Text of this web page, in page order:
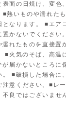
面の日焼け、変色
■熱いものや濡れた
となります。 ■エア
かないでください
れたものを直接置
■火気のそば、高温
届かないところに
。 ■破損した場合に
注意ください。■レ
良ではございませ